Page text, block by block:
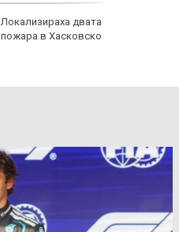
Локализираха двата
пожара в Хасковско